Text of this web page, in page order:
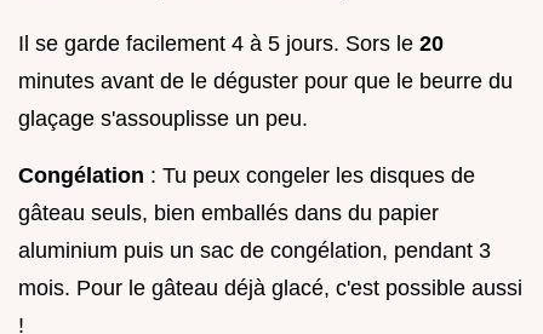
Il se garde facilement 4 à 5 jours. Sors le 20
minutes avant de le déguster pour que le beurre du
glaçage s'assouplisse un peu.
Congélation : Tu peux congeler les disques de
gâteau seuls, bien emballés dans du papier
aluminium puis un sac de congélation, pendant 3
mois. Pour le gâteau déjà glacé, c'est possible aussi
!